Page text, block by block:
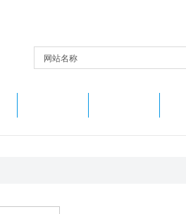
网站名称